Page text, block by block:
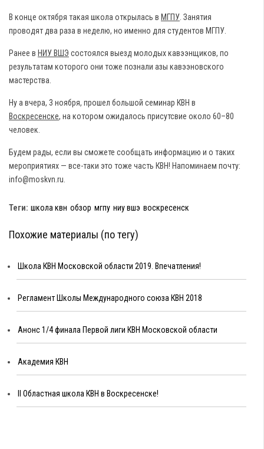
В конце октября такая школа открылась в МГПУ . Занятия
проводят два раза в неделю, но именно для студентов МГПУ.
Ранее в НИУ ВШЭ состоялся выезд молодых кавээнщиков, по
результатам которого они тоже познали азы кавээновского
мастерства.
Ну а вчера, 3 ноября, прошел большой семинар КВН в
Воскресенске, на котором ожидалось присутсвие около 60–80
человек.
Будем рады, если вы сможете сообщать информацию и о таких
мероприятиях — все-таки это тоже часть КВН! Напоминаем почту:
info@moskvn.ru.
Теги: школа квн обзор мгпу ниу вшэ воскресенск
Похожие материалы (по тегу)
Школа КВН Московской области 2019. Впечатления!
Регламент Школы Международного союза КВН 2018
Анонс 1/4 финала Первой лиги КВН Московской области
Академия КВН
II Областная школа КВН в Воскресенске!